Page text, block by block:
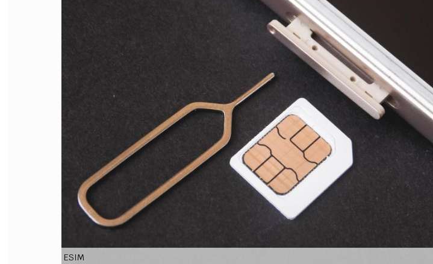
TEAM
COMITATO SCIENTIFICO AUTORI
EXTRA
CODICI RUBRICHE LIBRI PROCEEDINGS
SOCIAL MEDIA
ESIM